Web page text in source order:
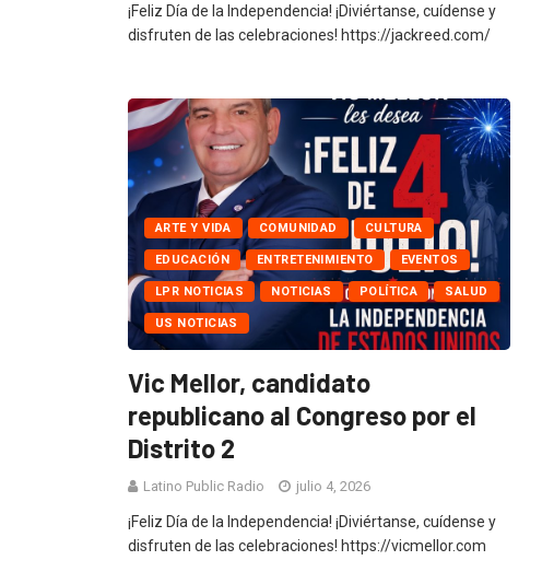
¡Feliz Día de la Independencia! ¡Diviértanse, cuídense y
disfruten de las celebraciones! https://jackreed.com/
ARTE Y VIDA COMUNIDAD CULTURA
EDUCACIÓN ENTRETENIMIENTO EVENTOS
LPR NOTICIAS NOTICIAS POLÍTICA SALUD
US NOTICIAS
Vic Mellor, candidato
republicano al Congreso por el
Distrito 2
Latino Public Radio julio 4, 2026
¡Feliz Día de la Independencia! ¡Diviértanse, cuídense y
disfruten de las celebraciones! https://vicmellor.com